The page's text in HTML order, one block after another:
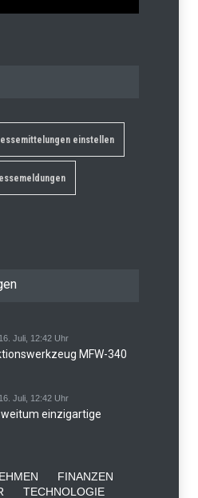
einstellen
16. Juli, 12:42 Uhr
MFW-340
16. Juli, 12:42 Uhr
einzigartige
FINANZEN
TECHNOLOGIE